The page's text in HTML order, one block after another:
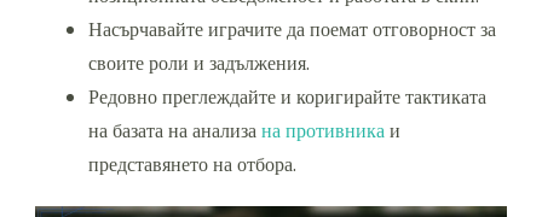
Насърчавайте играчите да поемат отговорност за
своите роли и задължения.
Редовно преглеждайте и коригирайте тактиката
на базата на анализана противникаи
представянето на отбора.